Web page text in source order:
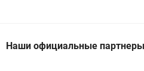
Наши официальные